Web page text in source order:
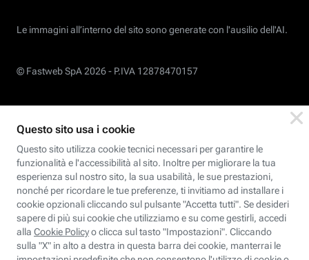
Le immagini all’interno del sito sono generate con l'ausilio dell'AI.
© Fastweb SpA 2026 - P.IVA 12878470157